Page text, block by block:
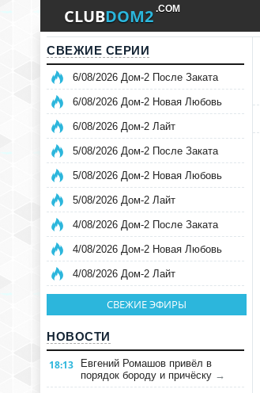
CLUBDOM2 .COM
СВЕЖИЕ СЕРИИ
6/08/2026 Дом-2 После Заката
6/08/2026 Дом-2 Новая Любовь
6/08/2026 Дом-2 Лайт
5/08/2026 Дом-2 После Заката
5/08/2026 Дом-2 Новая Любовь
5/08/2026 Дом-2 Лайт
4/08/2026 Дом-2 После Заката
4/08/2026 Дом-2 Новая Любовь
4/08/2026 Дом-2 Лайт
СВЕЖИЕ ЭФИРЫ
НОВОСТИ
18:13
Евгений Ромашов привёл в
порядок бороду и причёску →